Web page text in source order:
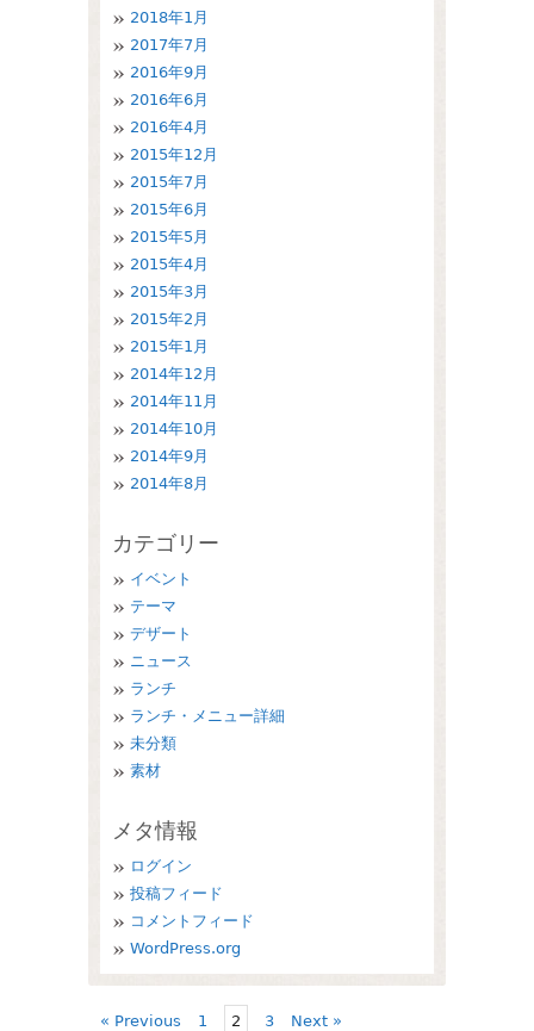
2018年1月
2017年7月
2016年9月
2016年6月
2016年4月
2015年12月
2015年7月
2015年6月
2015年5月
2015年4月
2015年3月
2015年2月
2015年1月
2014年12月
2014年11月
2014年10月
2014年9月
2014年8月
カテゴリー
イベント
テーマ
デザート
ニュース
ランチ
ランチ・メニュー詳細
未分類
素材
メタ情報
ログイン
投稿フィード
コメントフィード
WordPress.org
« Previous 1 2 3 Next »